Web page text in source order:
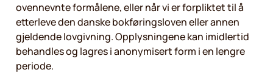
ovennevnte formålene, eller når vi er forpliktet til å
etterleve den danske bokføringsloven eller annen
gjeldende lovgivning. Opplysningene kan imidlertid
behandles og lagres i anonymisert form i en lengre
periode.